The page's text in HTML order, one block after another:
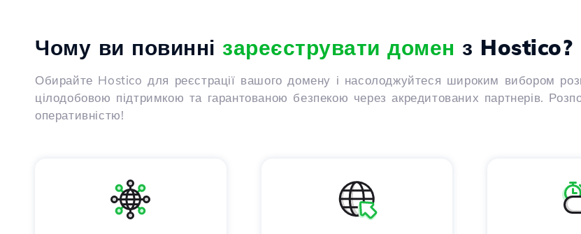
Чому ви повинні зареєструвати домен з Hostico?
Обирайте Hostico для реєстрації вашого домену і насолоджуйтеся широким вибором
цілодобовою підтримкою та гарантованою безпекою через акредитованих партнерів.
оперативністю!